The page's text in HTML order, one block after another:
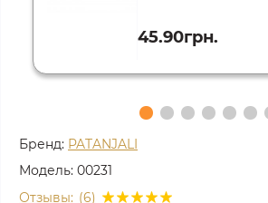
45.90грн.
Бренд: PATANJALI
Модель: 00231
Отзывы: (6)